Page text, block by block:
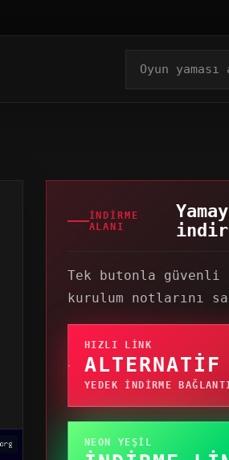
İNDIRME
ALANI
indir
Tek butonla
kurulum notlarını
HIZLI LINK
YEDEK INDIRME
NEON YEŞIL